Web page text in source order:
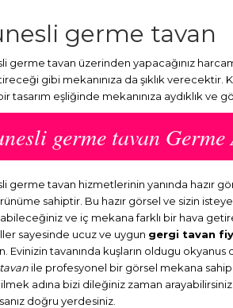
germe tavan
germe tavan üzerinden yapacağınız
gibi mekanınıza da şıklık
tasarım eşliğinde mekanınıza aydıklık ve
germe tavan
germe tavan hizmetlerinin yanında hazır
sahiptir. Bu hazır görsel ve sizin
ve iç mekana farklı bir hava
sayesinde ucuz ve uygun gergi tavan
Evinizin tavanında kuşların oldugu
ile profesyonel bir görsel mekana sahip
adına bizi dileğiniz zaman
doğru yerdesiniz.